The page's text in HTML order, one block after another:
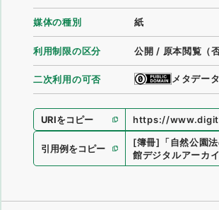
媒体の種別 紙
利用制限の区分 公開 / 原本閲覧（否
二次利用の可否 メタデー
URIをコピー https://
引用例をコピー
[簿冊] 「自然公園
館デジタルアーカ